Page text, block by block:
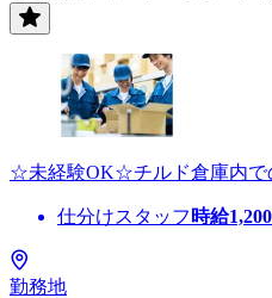
☆未経験OK☆チルド倉庫内で
仕分けスタッフ 時給1,200
勤務地